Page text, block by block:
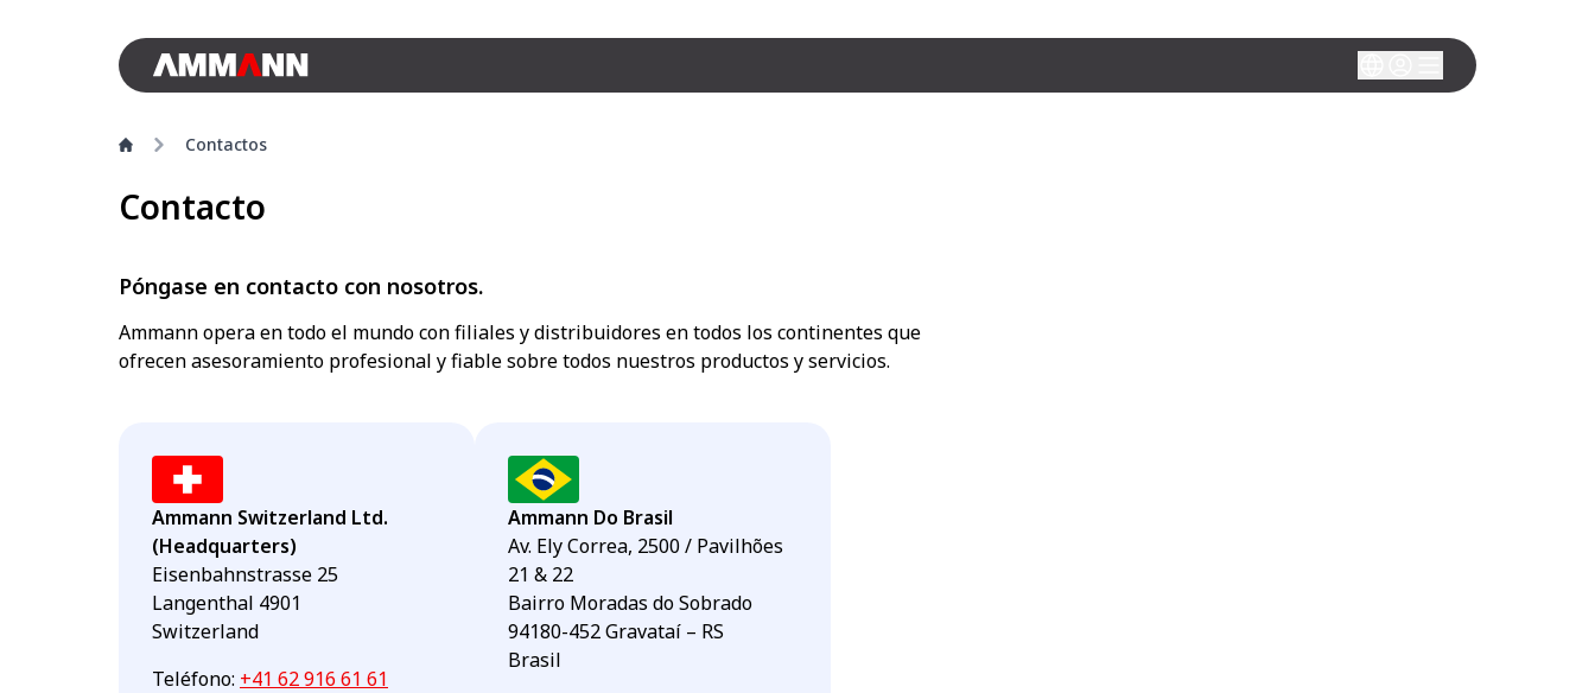
Contactos
Contacto
Póngase en contacto con nosotros.
Ammann opera en todo el mundo con filiales y distribuidores en todos los continentes que
ofrecen asesoramiento profesional y fiable sobre todos nuestros productos y servicios.
Ammann Switzerland Ltd.
(Headquarters)
Eisenbahnstrasse 25
Langenthal 4901
Switzerland
Teléfono: +41 62 916 61 61
Ammann Do Brasil
Av. Ely Correa, 2500 / Pavilhões
21 & 22
Bairro Moradas do Sobrado
94180-452 Gravataí – RS
Brasil